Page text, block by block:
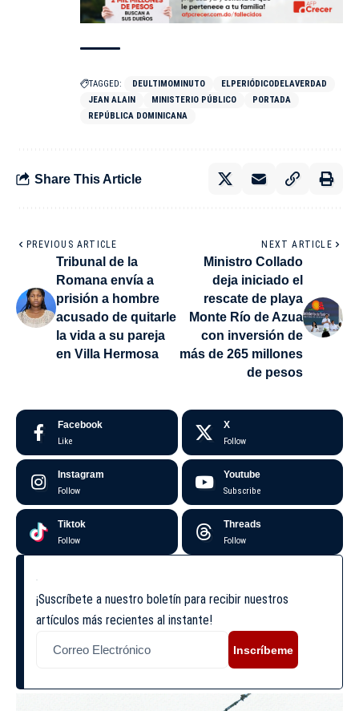
TAGGED: DEULTIMOMINUTO
ELPERIÓDICODELAVERDAD
JEAN ALAIN
MINISTERIO PÚBLICO
PORTADA
REPÚBLICA DOMINICANA
Share This Article
PREVIOUS ARTICLE
Tribunal de la
Romana envía a
prisión a hombre
acusado de quitarle
la vida a su pareja
en Villa Hermosa
NEXT ARTICLE
Ministro Collado
deja iniciado el
rescate de playa
Monte Río de Azua
con inversión de
más de 265 millones
de pesos
Facebook
Like
X
Follow
Instagram
Follow
Youtube
Subscribe
Tiktok
Follow
Threads
Follow
¡Suscríbete a nuestro boletín para recibir nuestros
artículos más recientes al instante!
Inscríbeme